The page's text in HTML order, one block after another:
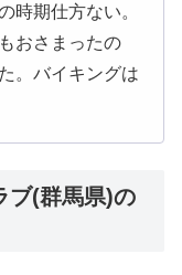
時期仕方ない。
おさまったの
。バイキングは
ブ(群馬県)の